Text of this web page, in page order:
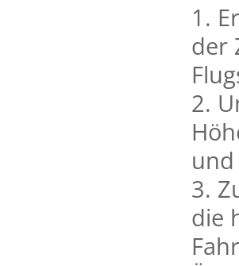
1.
der
2.
3.
die